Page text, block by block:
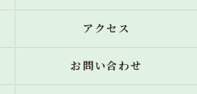
アクセス
お問い合わせ